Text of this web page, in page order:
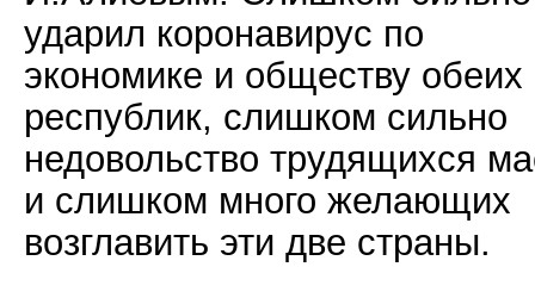
ударил коронавирус по
экономике и обществу обеих
республик, слишком сильно
недовольство трудящихся
и слишком много желающих
возглавить эти две страны.